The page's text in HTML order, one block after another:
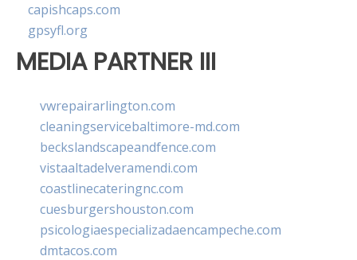
capishcaps.com
gpsyfl.org
MEDIA PARTNER III
vwrepairarlington.com
cleaningservicebaltimore-md.com
beckslandscapeandfence.com
vistaaltadelveramendi.com
coastlinecateringnc.com
cuesburgershouston.com
psicologiaespecializadaencampeche.com
dmtacos.com